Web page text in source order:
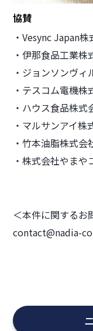
協賛
・Vesync Japan株
・伊那食品工業株
・ジョンソンヴ
・テスコム電機株
・ハウス食品株式
・マルサンアイ株
・竹本油脂株式会
・株式会社やま
＜本件に関するお
contact@nadia-